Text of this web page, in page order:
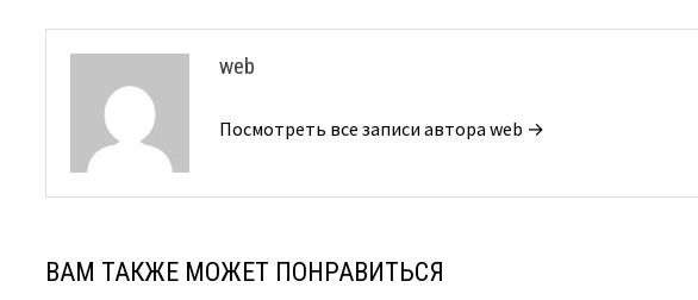
web
Посмотреть все записи автора web →
ВАМ ТАКЖЕ МОЖЕТ ПОНРАВИТЬСЯ